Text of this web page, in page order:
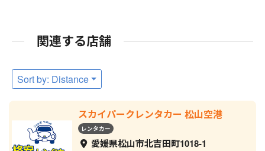
関連する店舗
Sort by: Distance
スカイパークレンタカー 松山空港
レンタカー
愛媛県松山市北吉田町1018-1